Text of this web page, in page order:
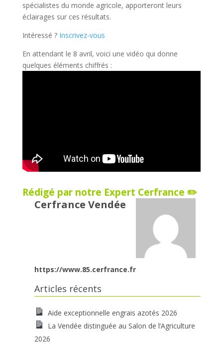
spécialistes du monde agricole, apporteront leurs
éclairages sur ces résultats.
Intéressé ? Inscrivez-vous
En attendant le 8 avril, voici une vidéo qui donne
quelques éléments chiffrés :
Rédigé par notre Expert Cerfrance ✏️
Cerfrance Vendée
https://www.85.cerfrance.fr
Articles récents
Aide exceptionnelle engrais azotés 2026
La Vendée distinguée au Salon de l’Agriculture
2026